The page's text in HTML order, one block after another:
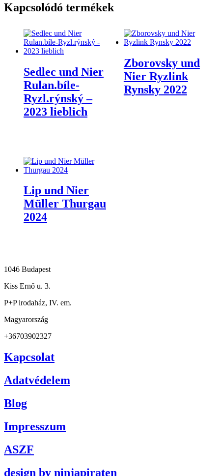
Kapcsolódó termékek
Sedlec und Nier
Rulan.bíle-
Ryzl.rýnský –
2023 lieblich
Zborovsky und
Nier Ryzlink
Rynsky 2022
Lip und Nier
Müller Thurgau
2024
1046 Budapest
Kiss Ernő u. 3.
P+P irodaház, IV. em.
Magyarország
+36703902327
Kapcsolat
Adatvédelem
Blog
Impresszum
ASZF
design by ninjapiraten